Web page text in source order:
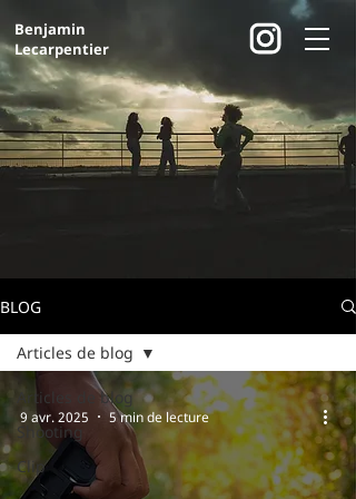
Benjamin
Lecarpentier
BLOG
Articles de blog
Shooting
Clip
Articles de blog
9 avr. 2025 5 min de lecture